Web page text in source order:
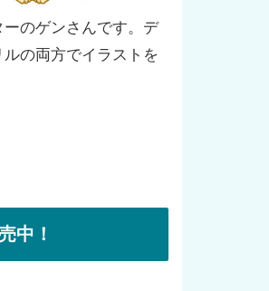
のゲンさんです。デ
ルの両方でイラストを
中！